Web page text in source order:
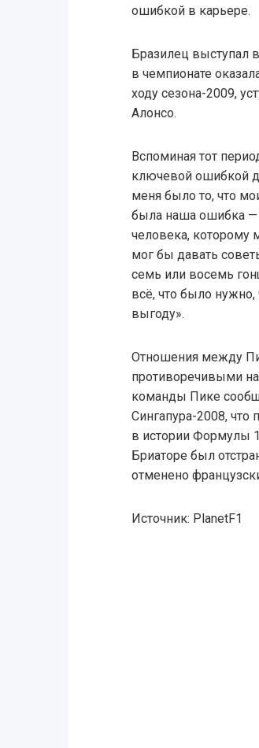
ошибкой в карьере.
Бразилец выступал
в чемпионате
ходу сезона-2009,
Алонсо.
Вспоминая тот
ключевой ошибкой
меня было то, что
была наша ошибка —
человека, которому
мог бы давать
семь или восемь
всё, что было
выгоду».
Отношения между
противоречивыми
команды Пике
Сингапура-2008,
в истории Формулы
Бриаторе был
отменено
Источник: PlanetF1